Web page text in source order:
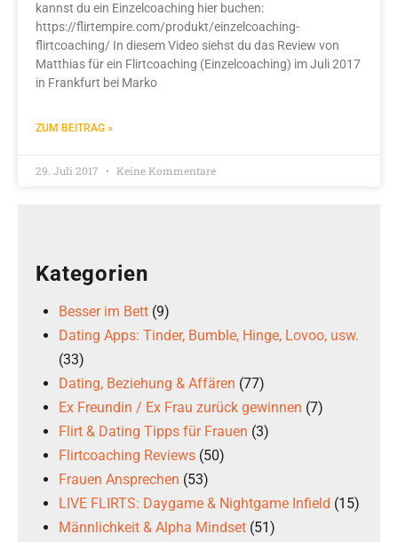
kannst du ein Einzelcoaching hier buchen:
https://flirtempire.com/produkt/einzelcoaching-
flirtcoaching/ In diesem Video siehst du das Review von
Matthias für ein Flirtcoaching (Einzelcoaching) im Juli 2017
in Frankfurt bei Marko
ZUM BEITRAG »
29. Juli 2017 Keine Kommentare
Kategorien
Besser im Bett (9)
Dating Apps: Tinder, Bumble, Hinge, Lovoo, usw.
(33)
Dating, Beziehung & Affären (77)
Ex Freundin / Ex Frau zurück gewinnen (7)
Flirt & Dating Tipps für Frauen (3)
Flirtcoaching Reviews (50)
Frauen Ansprechen (53)
LIVE FLIRTS: Daygame & Nightgame Infield (15)
Männlichkeit & Alpha Mindset (51)